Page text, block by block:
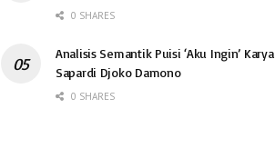
0 SHARES
Analisis Semantik Puisi ‘Aku Ingin’ Karya
Sapardi Djoko Damono
0 SHARES